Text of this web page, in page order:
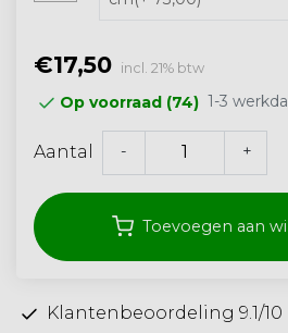
€17,50 incl. 21% btw
Op voorraad (74) 1-3
Aantal - +
Toevoegen aan
Klantenbeoordeling 9.1/10